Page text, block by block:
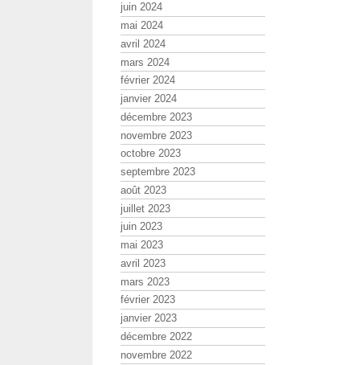
juin 2024
mai 2024
avril 2024
mars 2024
février 2024
janvier 2024
décembre 2023
novembre 2023
octobre 2023
septembre 2023
août 2023
juillet 2023
juin 2023
mai 2023
avril 2023
mars 2023
février 2023
janvier 2023
décembre 2022
novembre 2022